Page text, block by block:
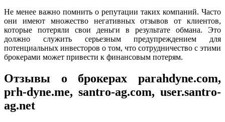
Не менее важно помнить о репутации таких компаний. Часто
они имеют множество негативных отзывов от клиентов,
которые потеряли свои деньги в результате обмана. Это
должно служить серьезным предупреждением для
потенциальных инвесторов о том, что сотрудничество с этими
брокерами может привести к финансовым потерям.
Отзывы о брокерах parahdyne.com,
prh-dyne.me, santro-ag.com, user.santro-
ag.net